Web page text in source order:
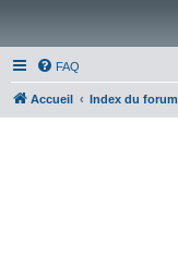
FAQ
Accueil Index du forum